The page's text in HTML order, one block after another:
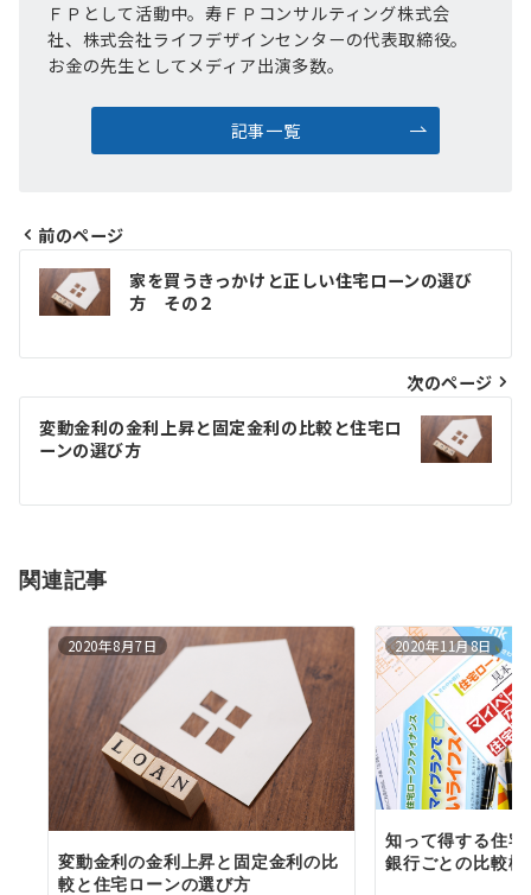
ＦＰとして活動中。寿ＦＰコンサルティング株式会
社、株式会社ライフデザインセンターの代表取締役。
お金の先生としてメディア出演多数。
記事一覧
投
稿
ナ
ビ
ゲ
シ
ン
前のページ
家を買うきっかけと正しい住宅ローンの選び
方 その２
次のページ
変動金利の金利上昇と固定金利の比較と住宅ロ
ーンの選び方
関連記事
2020年8月7日
変動金利の金利上昇と固定金利の比
較と住宅ローンの選び方
2020年11月8日
知って得する住
銀行ごとの比較検